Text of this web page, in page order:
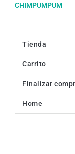
CHIMPUMPUM
Tienda
Carrito
Finalizar
Home